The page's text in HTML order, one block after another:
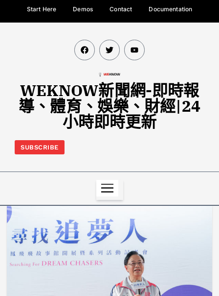
Start Here Demos Contact Documentation
WEKNOW新聞網-即時報
導、體育、娛樂、財經|24
小時即時更新
SUBSCRIBE